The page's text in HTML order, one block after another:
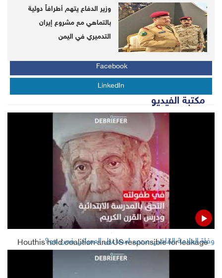
Whats APP
Twitter
Facebook
LinkedIn
LATEST
Yemeni tribal sheikh demands retribution for woman
Yemeni firsthand source rules out inclusive curfew in
Sana'a
Houthis hold coalition and US responsible for leakage
وزير الدفاع يتهم أطرافاً دولية
بالتماهي مع مشروع إيران
التدميري في اليمن
مكتبة الفيديو
وفاة العلامة القاضي محمد اسماعيل العمراني فمن هو؟